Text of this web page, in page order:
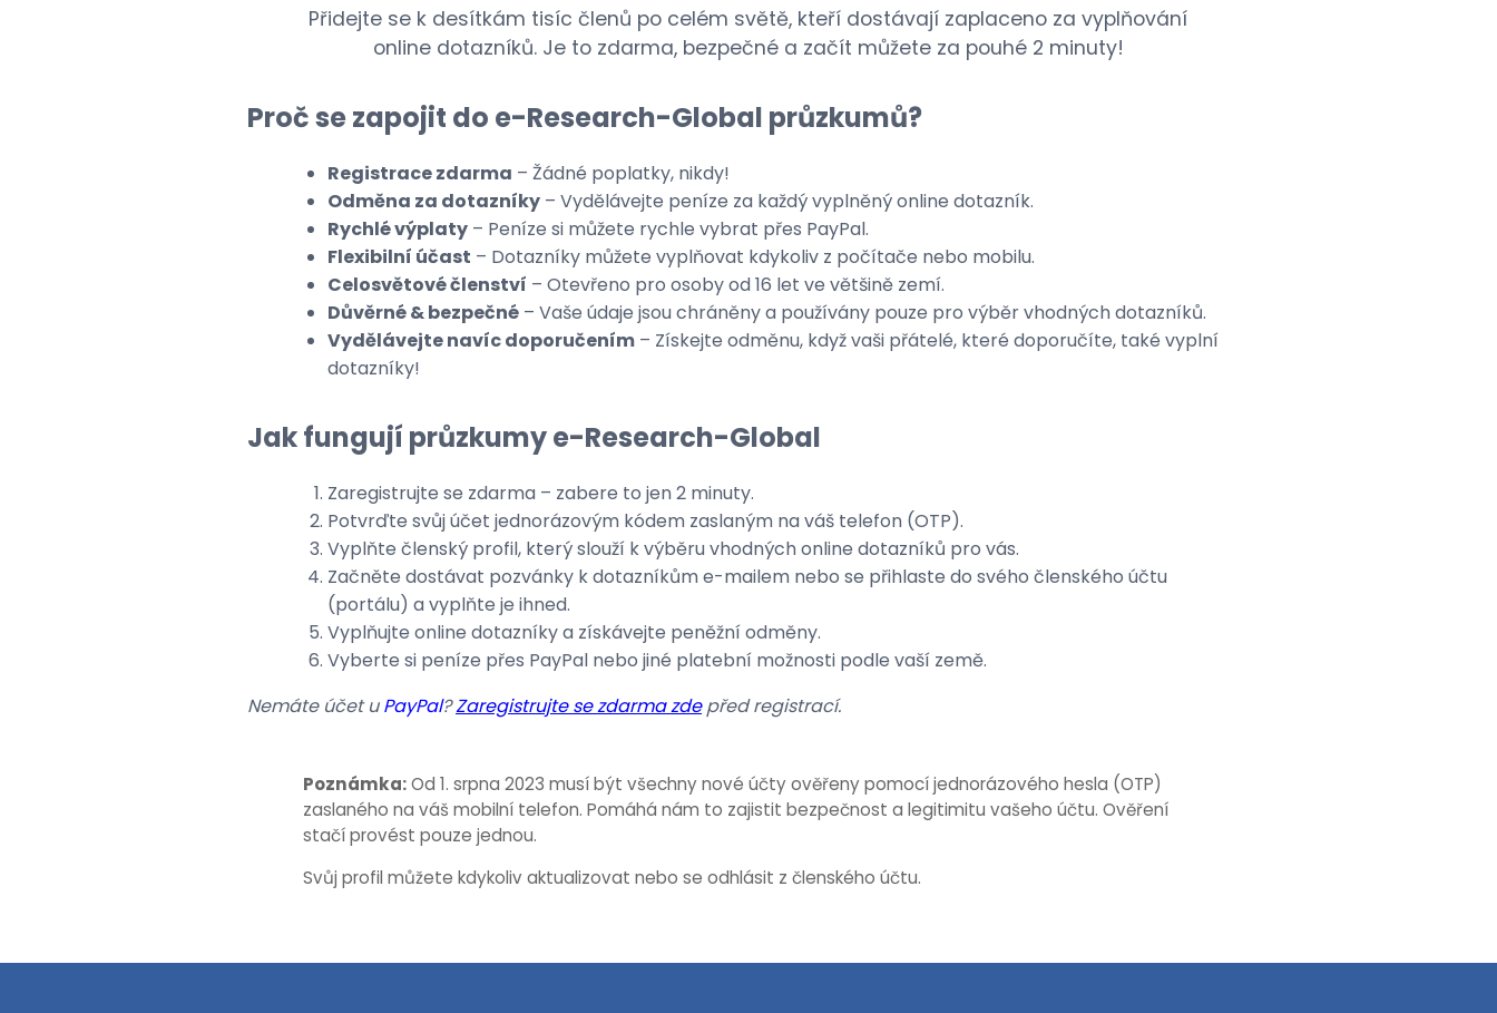
Přidejte se k desítkám tisíc členů po celém světě, kteří dostávají zaplaceno za vyplňování
online dotazníků. Je to zdarma, bezpečné a začít můžete za pouhé 2 minuty!
Proč se zapojit do e-Research-Global průzkumů?
Registrace zdarma – Žádné poplatky, nikdy!
Odměna za dotazníky– Vydělávejte peníze za každý vyplněný online dotazník.
Rychlé výplaty– Peníze si můžete rychle vybrat přes PayPal.
Flexibilní účast – Dotazníky můžete vyplňovat kdykoliv z počítače nebo mobilu.
Celosvětové členství – Otevřeno pro osoby od 16 let ve většině zemí.
Důvěrné & bezpečné– Vaše údaje jsou chráněny a používány pouze pro výběr vhodných dotazníků.
Vydělávejte navíc doporučením– Získejte odměnu, když vaši přátelé, které doporučíte, také vyplní
dotazníky!
Jak fungují průzkumy e-Research-Global
Zaregistrujte se zdarma – zabere to jen 2 minuty.
Potvrďte svůj účet jednorázovým kódem zaslaným na váš telefon (OTP).
Vyplňte členský profil, který slouží k výběru vhodných online dotazníků pro vás.
Začněte dostávat pozvánky k dotazníkům e-mailem nebo se přihlaste do svého členského účtu
(portálu) a vyplňte je ihned.
Vyplňujte online dotazníky a získávejte peněžní odměny.
Vyberte si peníze přes PayPal nebo jiné platební možnosti podle vaší země.
Nemáte účet uPayPal?Zaregistrujte se zdarma zdepřed registrací.
Poznámka:Od 1. srpna 2023 musí být všechny nové účty ověřeny pomocí jednorázového hesla (OTP)
zaslaného na váš mobilní telefon. Pomáhá nám to zajistit bezpečnost a legitimitu vašeho účtu. Ověření
stačí provést pouze jednou.
Svůj profil můžete kdykoliv aktualizovat nebo se odhlásit z členského účtu.